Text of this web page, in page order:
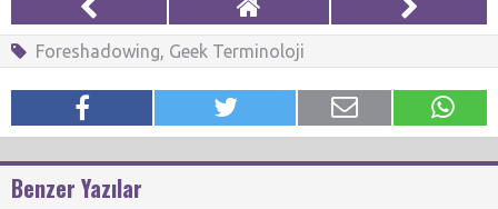
Foreshadowing, Geek Terminoloji
Benzer Yazılar